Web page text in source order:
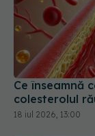
Ce înseamnă
colesterolul
18 iul 2026, 13:00